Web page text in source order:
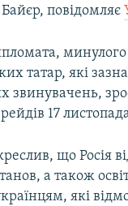
КРИМУ
RL
повідомляє
татар, які
звинувачень,
17
що Росія
а також
які